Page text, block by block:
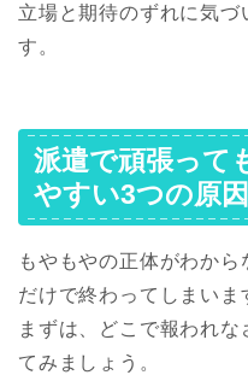
立場と期待のずれに気
す。
派遣で頑張って
やすい3つの原因
もやもやの正体がわか
だけで終わってしまいま
まずは、どこで報われ
てみましょう。